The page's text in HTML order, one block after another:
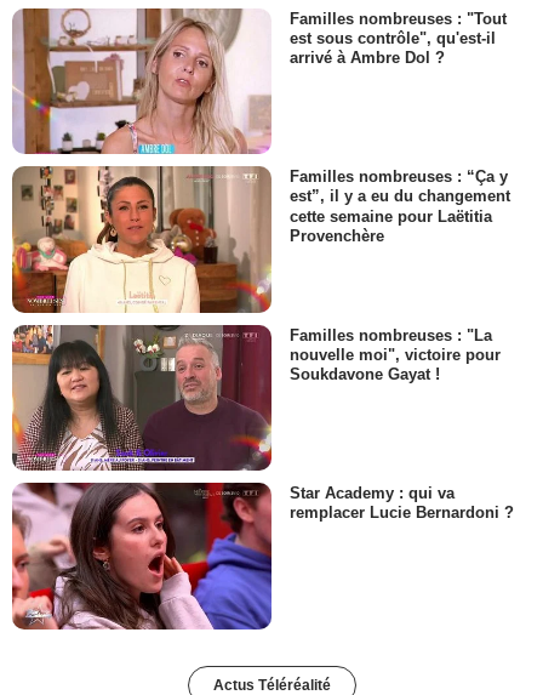
Familles nombreuses : "Tout
est sous contrôle", qu'est-il
arrivé à Ambre Dol ?
Familles nombreuses : “Ça y
est”, il y a eu du changement
cette semaine pour Laëtitia
Provenchère
Familles nombreuses : "La
nouvelle moi", victoire pour
Soukdavone Gayat !
Star Academy : qui va
remplacer Lucie Bernardoni ?
Actus Téléréalité